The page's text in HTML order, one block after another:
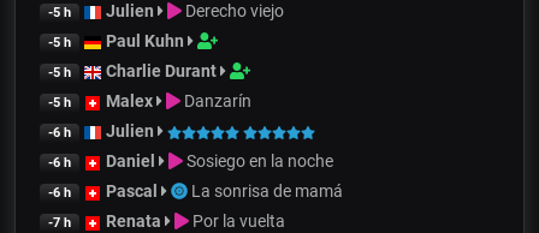
-5 h Julien Derecho viejo
-5 h Paul Kuhn
-5 h Charlie Durant
-5 h Malex Danzarín
-6 h Julien
-6 h Daniel Sosiego en la noche
-6 h Pascal La sonrisa de mamá
-7 h Renata Por la vuelta